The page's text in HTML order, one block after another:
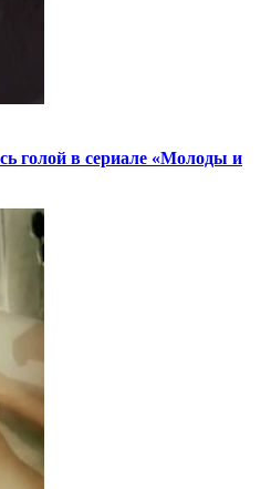
голой в сериале «Молоды и